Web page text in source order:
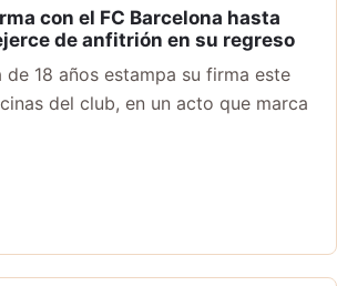
con el FC Barcelona hasta
de anfitrión en su regreso
18 años estampa su firma este
del club, en un acto que marca